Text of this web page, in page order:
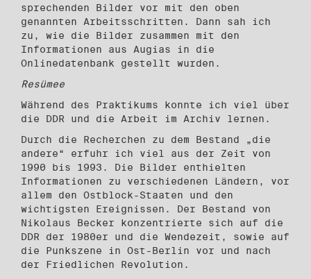
sprechenden Bilder vor mit den oben
genannten Arbeitsschritten. Dann sah ich
zu, wie die Bilder zusammen mit den
Informationen aus Augias in die
Onlinedatenbank gestellt wurden.
Resümee
Während des Praktikums konnte ich viel über
die DDR und die Arbeit im Archiv lernen.
Durch die Recherchen zu dem Bestand „die
andere“ erfuhr ich viel aus der Zeit von
1990 bis 1993. Die Bilder enthielten
Informationen zu verschiedenen Ländern, vor
allem den Ostblock-Staaten und den
wichtigsten Ereignissen. Der Bestand von
Nikolaus Becker konzentrierte sich auf die
DDR der 1980er und die Wendezeit, sowie auf
die Punkszene in Ost-Berlin vor und nach
der Friedlichen Revolution.